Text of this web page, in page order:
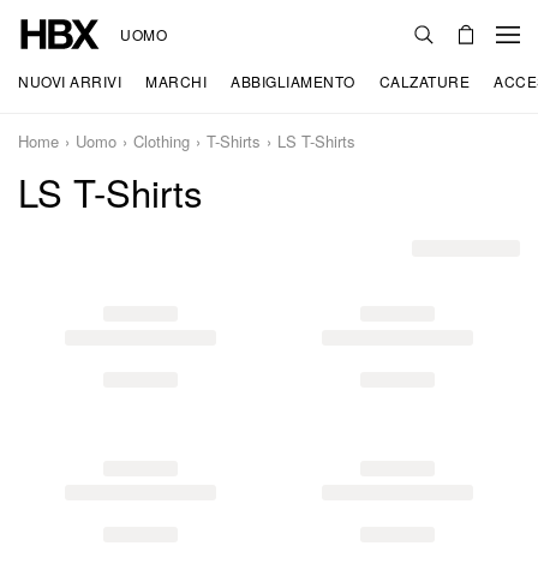
UOMO
NUOVI ARRIVI MARCHI ABBIGLIAMENTO CALZATURE
Home Uomo Clothing T-Shirts LS T-Shirts
LS T-Shirts